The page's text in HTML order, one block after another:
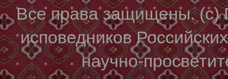
Все права защищены. (с)
исповедников
научно-